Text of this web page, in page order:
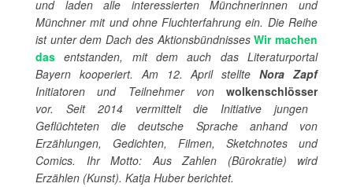
und laden alle interessierten Münchnerinnen und
Münchner mit und ohne Fluchterfahrung ein. Die Reihe
ist unter dem Dach des AktionsbündnissesWir machen
das entstanden, mit dem auch das Literaturportal
Bayern kooperiert. Am 12. April stellteNora Zapf
Initiatoren und Teilnehmer von wolkenschlösser
vor. Seit 2014 vermittelt die Initiative jungen
Geflüchteten die deutsche Sprache anhand von
Erzählungen, Gedichten, Filmen, Sketchnotes und
Comics. Ihr Motto: Aus Zahlen (Bürokratie) wird
Erzählen (Kunst). Katja Huber berichtet.